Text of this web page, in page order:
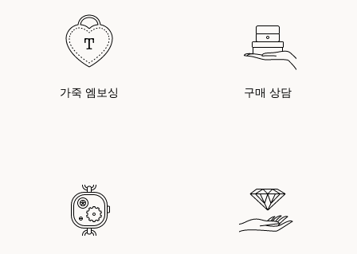
가죽 엠보싱 구매 상담